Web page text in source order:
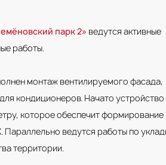
парк 2» ведутся активные
работы.
монтаж вентилируемого фасада,
кондиционеров. Начато устройство
которое обеспечит формирование
ведутся работы по
территории.